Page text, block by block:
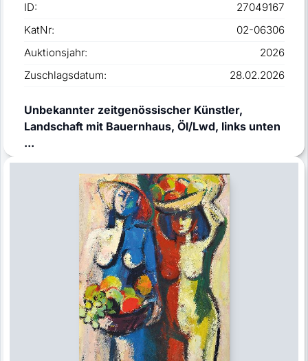
ID:
27049167
KatNr:
02-06306
Auktionsjahr:
2026
Zuschlagsdatum:
28.02.2026
Unbekannter zeitgenössischer Künstler,
Landschaft mit Bauernhaus, Öl/Lwd, links unten
...